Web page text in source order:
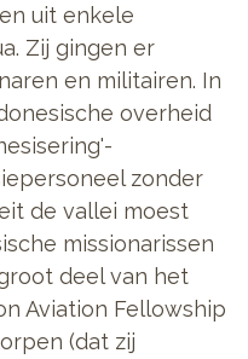
uit enkele
Zij gingen er
en militairen. In
overheid
zonder
de vallei moest
missionarissen
deel van het
Aviation Fellowship
(dat zij